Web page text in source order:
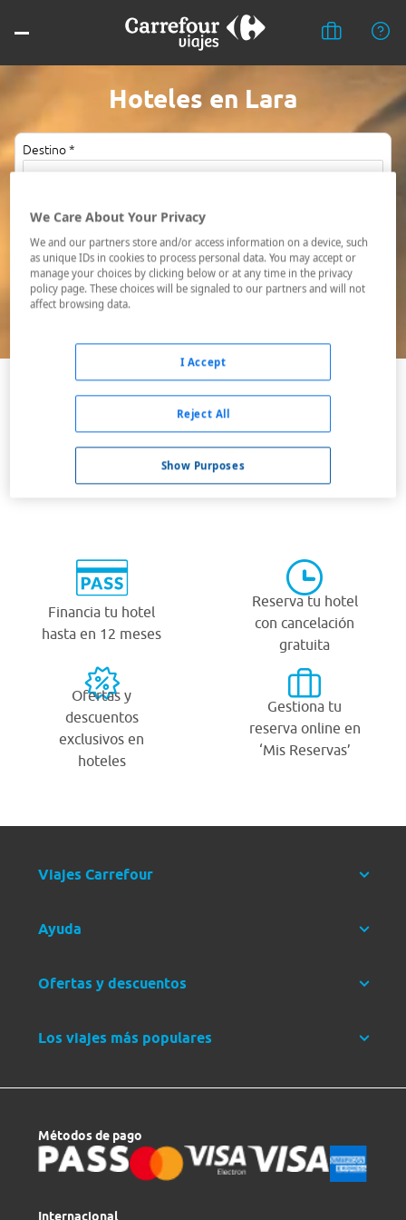
Hoteles en Lara
Destino *
09/08/2026 - 10/08/2026
Ocupación *
1 habitación, 2 adultos
¿Por qué viajar con Viajes Carrefour?
Financia tu hotel
hasta en 12 meses
Reserva tu hotel
con cancelación
gratuita
Ofertas y
descuentos
exclusivos en
hoteles
Gestiona tu
reserva online en
‘Mis Reservas’
Viajes Carrefour
Ayuda
Ofertas y descuentos
Los viajes más populares
Métodos de pago
Internacional
We Care About Your Privacy
We and our partners store and/or access information on a device, such
as unique IDs in cookies to process personal data. You may accept or
manage your choices by clicking below or at any time in the privacy
policy page. These choices will be signaled to our partners and will not
affect browsing data.
Show Purposes
Reject All
I Accept